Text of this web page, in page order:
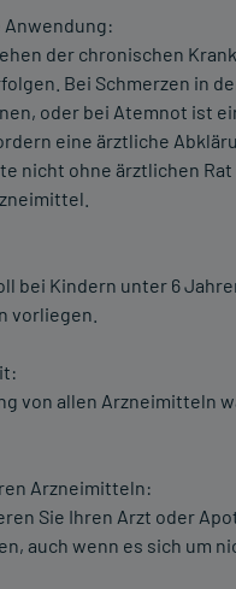
der chronischen
Bei Schmerzen in
oder bei Atemnot ist
eine ärztliche
nicht ohne ärztlichen
bei Kindern unter 6
vorliegen.
von allen Arzneimitteln
Arzneimitteln:
Sie Ihren Arzt oder
auch wenn es sich um